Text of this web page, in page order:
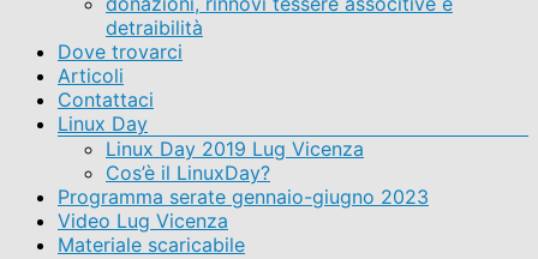
detraibilità
Dove trovarci
Articoli
Contattaci
Linux Day
Linux Day 2019 Lug Vicenza
Cos’è il LinuxDay?
Programma serate gennaio-giugno 2023
Video Lug Vicenza
Materiale scaricabile